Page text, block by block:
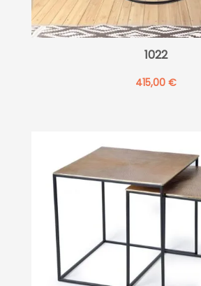
1022
415,00€